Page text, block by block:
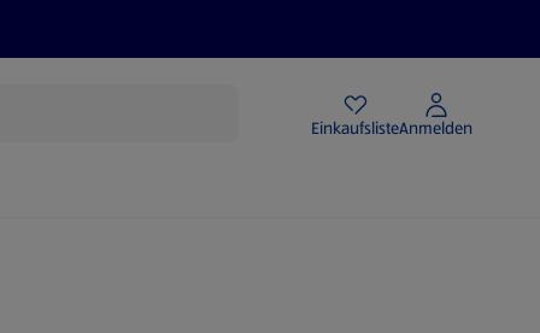
EinkaufslisteAnmelden